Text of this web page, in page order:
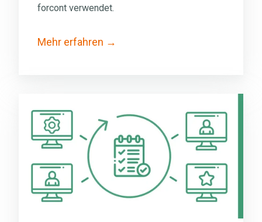
forcont verwendet.
Mehr erfahren
Umlaufmappe